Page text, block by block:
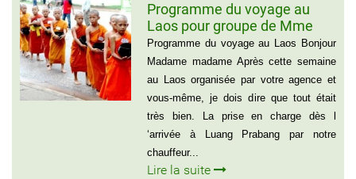
Programme du voyage au
Laos pour groupe de Mme
Samul Le Vourch, 7
personnes
Programme du voyage au Laos Bonjour
Madame madame Après cette semaine
au Laos organisée par votre agence et
vous-même, je dois dire que tout était
très bien. La prise en charge dès l
‘arrivée à Luang Prabang par notre
chauffeur...
Lire la suite